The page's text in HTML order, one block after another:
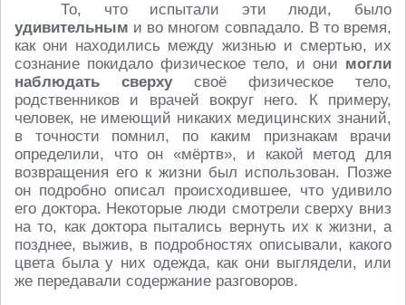
То, что испытали эти люди, было
удивительным и во многом совпадало. В то время,
как они находились между жизнью и смертью, их
сознание покидало физическое тело, и они могли
наблюдать сверхусвоё физическое тело,
родственников и врачей вокруг него. К примеру,
человек, не имеющий никаких медицинских знаний,
в точности помнил, по каким признакам врачи
определили, что он «мёртв», и какой метод для
возвращения его к жизни был использован. Позже
он подробно описал происходившее, что удивило
его доктора. Некоторые люди смотрели сверху вниз
на то, как доктора пытались вернуть их к жизни, а
позднее, выжив, в подробностях описывали, какого
цвета была у них одежда, как они выглядели, или
же передавали содержание разговоров.